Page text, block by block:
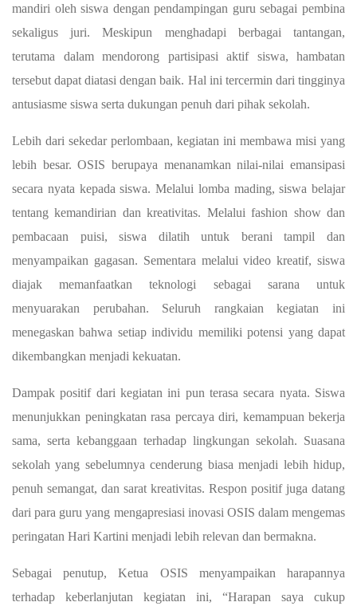
mandiri oleh siswa dengan pendampingan guru sebagai pembina
sekaligus juri. Meskipun menghadapi berbagai tantangan,
terutama dalam mendorong partisipasi aktif siswa, hambatan
tersebut dapat diatasi dengan baik. Hal ini tercermin dari tingginya
antusiasme siswa serta dukungan penuh dari pihak sekolah.
Lebih dari sekedar perlombaan, kegiatan ini membawa misi yang
lebih besar. OSIS berupaya menanamkan nilai-nilai emansipasi
secara nyata kepada siswa. Melalui lomba mading, siswa belajar
tentang kemandirian dan kreativitas. Melalui fashion show dan
pembacaan puisi, siswa dilatih untuk berani tampil dan
menyampaikan gagasan. Sementara melalui video kreatif, siswa
diajak memanfaatkan teknologi sebagai sarana untuk
menyuarakan perubahan. Seluruh rangkaian kegiatan ini
menegaskan bahwa setiap individu memiliki potensi yang dapat
dikembangkan menjadi kekuatan.
Dampak positif dari kegiatan ini pun terasa secara nyata. Siswa
menunjukkan peningkatan rasa percaya diri, kemampuan bekerja
sama, serta kebanggaan terhadap lingkungan sekolah. Suasana
sekolah yang sebelumnya cenderung biasa menjadi lebih hidup,
penuh semangat, dan sarat kreativitas. Respon positif juga datang
dari para guru yang mengapresiasi inovasi OSIS dalam mengemas
peringatan Hari Kartini menjadi lebih relevan dan bermakna.
Sebagai penutup, Ketua OSIS menyampaikan harapannya
terhadap keberlanjutan kegiatan ini, “Harapan saya cukup